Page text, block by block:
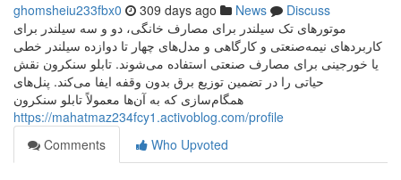
ghomsheiu233fbx0 309 days ago News
Discuss
موتورهای تک سیلندر برای مصارف خانگی، دو و سه سیلندر برای
کاربردهای نیمه‌صنعتی و کارگاهی و مدل‌های چهار تا دوازده سیلندر خطی
یا خورجینی برای مصارف صنعتی استفاده می‌شوند. تابلو سنکرون نقش
حیاتی را در تضمین توزیع برق بدون وقفه ایفا می‌کند. پنل‌های
همگام‌سازی که به آن‌ها معمولاً تابلو سنکرون
https://mahatmaz234fcy1.activoblog.com/profile
Comments
Who Upvoted